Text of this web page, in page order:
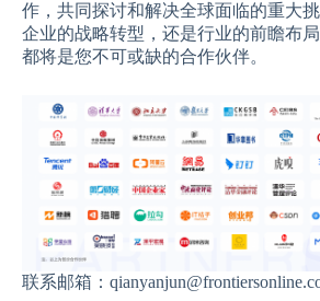
作，共同探讨和解决全球面临的重大
企业的战略转型，还是行业的前瞻布
都将是您不可或缺的合作伙伴。
联系邮箱：